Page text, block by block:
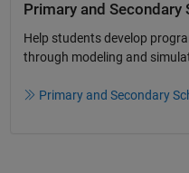
Primary and Secondary
Help students develop
through modeling and
Primary and Secondary